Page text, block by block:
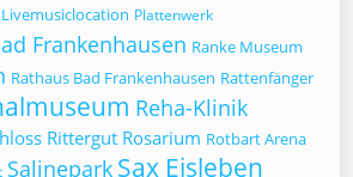
Plattenwerk
Frankenhausen Ranke Museum
Rathaus Bad Frankenhausen Rattenfänger
Reha-Klinik
Rittergut Rosarium Rotbart Arena
Salinepark Sax Eisleben